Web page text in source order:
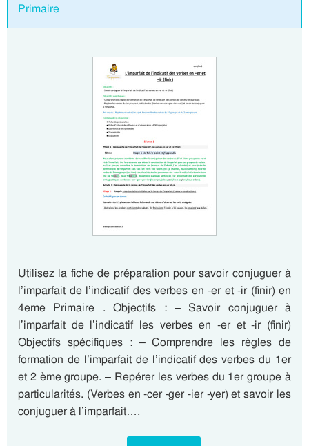
Primaire
Utilisez la fiche de préparation pour savoir conjuguer à
l’imparfait de l’indicatif des verbes en -er et -ir (finir) en
4eme Primaire . Objectifs : – Savoir conjuguer à
l’imparfait de l’indicatif les verbes en -er et -ir (finir)
Objectifs spécifiques : – Comprendre les règles de
formation de l’imparfait de l’indicatif des verbes du 1er
et 2 ème groupe. – Repérer les verbes du 1er groupe à
particularités. (Verbes en -cer -ger -ier -yer) et savoir les
conjuguer à l’imparfait….